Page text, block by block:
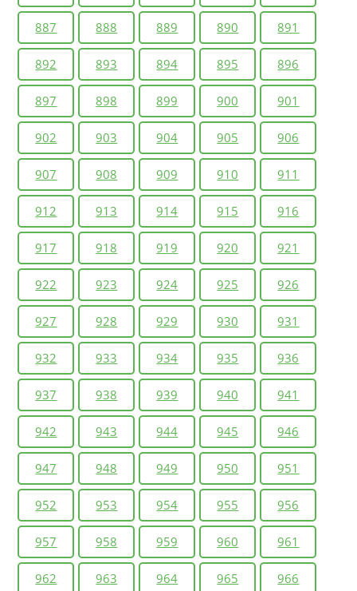
887 888 889 890 891
892 893 894 895 896
897 898 899 900 901
902 903 904 905 906
907 908 909 910 911
912 913 914 915 916
917 918 919 920 921
922 923 924 925 926
927 928 929 930 931
932 933 934 935 936
937 938 939 940 941
942 943 944 945 946
947 948 949 950 951
952 953 954 955 956
957 958 959 960 961
962 963 964 965 966